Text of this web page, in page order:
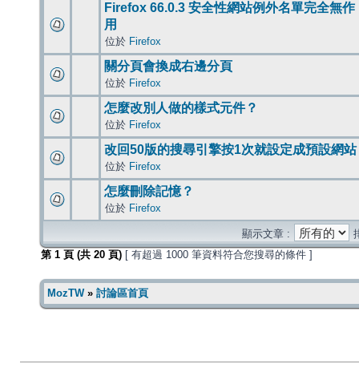
Firefox 66.0.3 安全性網站例外名單完全無作
用
位於 Firefox
關分頁會換成右邊分頁
位於 Firefox
怎麼改別人做的樣式元件？
位於 Firefox
改回50版的搜尋引擎按1次就設定成預設網站
位於 Firefox
怎麼刪除記憶？
位於 Firefox
顯示文章 :
第 1 頁 (共 20 頁) [ 有超過 1000 筆資料符合您搜尋的條件 ]
MozTW» 討論區首頁